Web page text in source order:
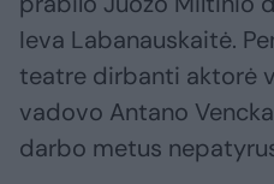
Ieva Labanauskaitė.
teatre dirbanti aktorė
vadovo Antano
darbo metus